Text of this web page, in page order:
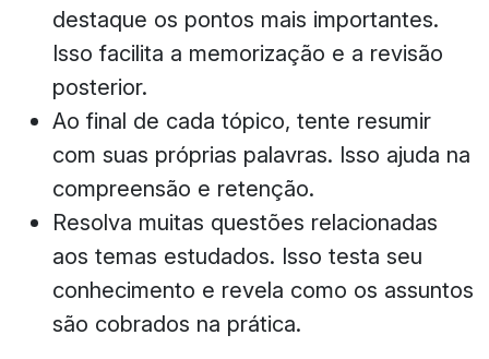
destaque os pontos mais importantes.
Isso facilita a memorização e a revisão
posterior.
Ao final de cada tópico, tente resumir
com suas próprias palavras. Isso ajuda na
compreensão e retenção.
Resolva muitas questões relacionadas
aos temas estudados. Isso testa seu
conhecimento e revela como os assuntos
são cobrados na prática.